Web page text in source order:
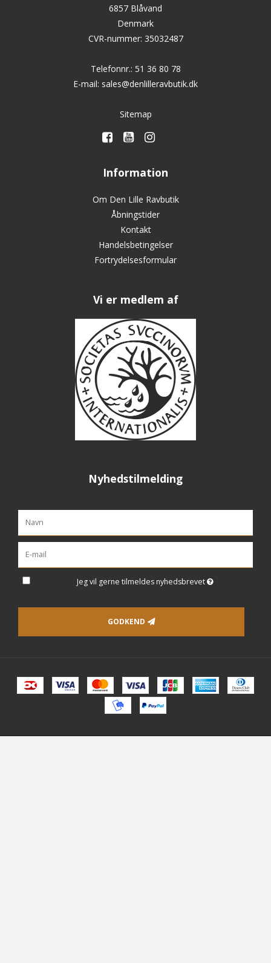
6857 Blåvand
Denmark
CVR-nummer: 35032487
Telefonnr.: 51 36 80 78
E-mail: sales@denlilleravbutik.dk
Sitemap
Information
Om Den Lille Ravbutik
Åbningstider
Kontakt
Handelsbetingelser
Fortrydelsesformular
Vi er medlem af
Nyhedstilmelding
Jeg vil gerne tilmeldes nyhedsbrevet
GODKEND